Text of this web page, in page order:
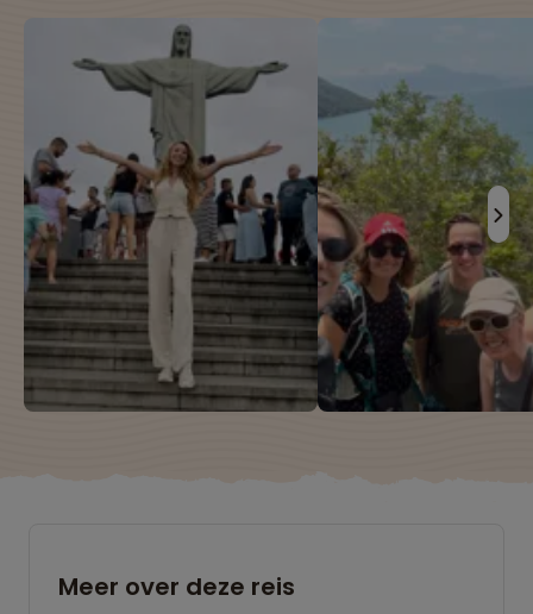
Meer over deze reis